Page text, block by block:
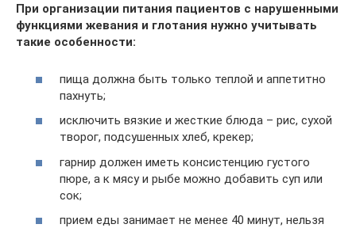
При организации питания пациентов с нарушенными
функциями жевания и глотания нужно учитывать
такие особенности:
пища должна быть только теплой и аппетитно
пахнуть;
исключить вязкие и жесткие блюда – рис, сухой
творог, подсушенных хлеб, крекер;
гарнир должен иметь консистенцию густого
пюре, а к мясу и рыбе можно добавить суп или
сок;
прием еды занимает не менее 40 минут, нельзя